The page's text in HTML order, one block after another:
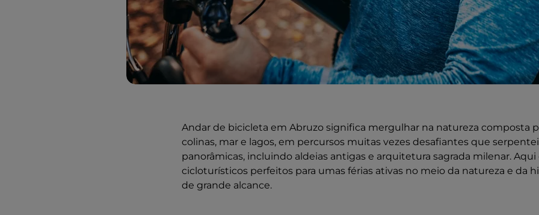
Andar de bicicleta em Abruzo significa mergulhar na natureza composta
colinas, mar e lagos, em percursos muitas vezes desafiantes que
panorâmicas, incluindo aldeias antigas e arquitetura sagrada milenar. Aqui
cicloturísticos perfeitos para umas férias ativas no meio da natureza e da
de grande alcance.